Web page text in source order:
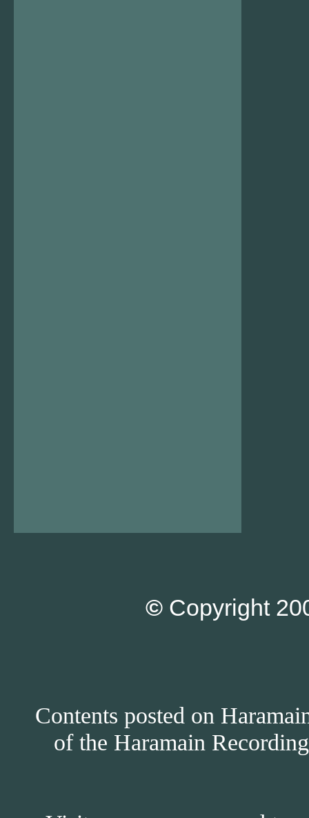
© Copyright
Contents posted on
of the Haramain